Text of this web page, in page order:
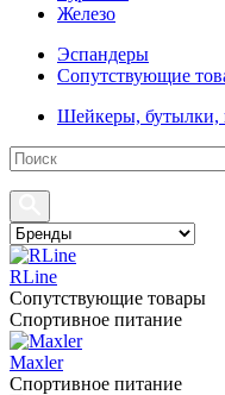
Железо
Эспандеры
Сопутствующие
Шейкеры, бутылки,
RLine
Сопутствующие товары
Спортивное питание
Maxler
Спортивное питание